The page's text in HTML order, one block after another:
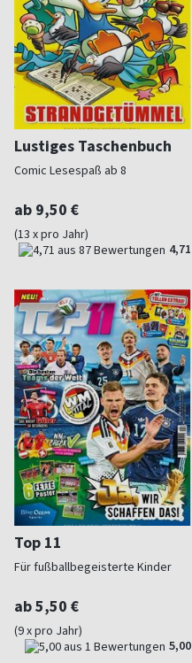
Lustiges Taschenbuch
Comic Lesespaß ab 8
ab 9,50 €
(13 x pro Jahr)
4,71
Top 11
Für fußballbegeisterte Kinder
ab 5,50 €
(9 x pro Jahr)
5,00